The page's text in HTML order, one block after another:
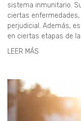
sistema inmunitario.
ciertas
perjudicial. Además,
en ciertas etapas de
LEER MÁS